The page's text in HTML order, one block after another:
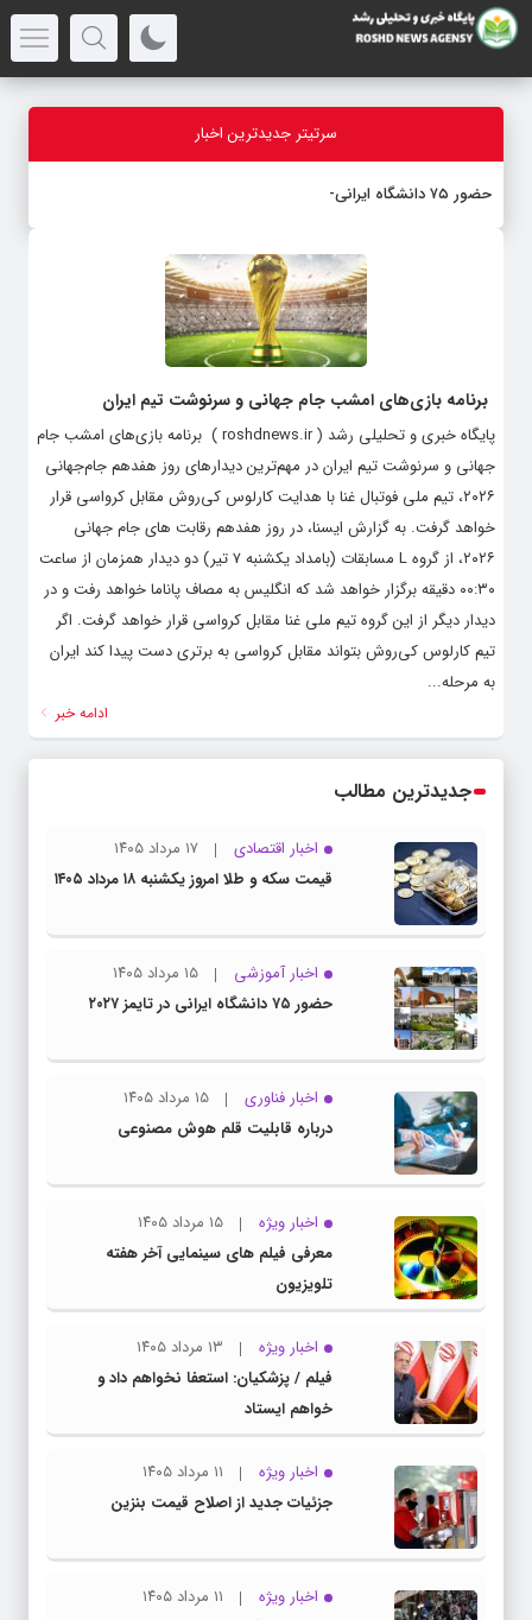
سرتیتر جدیدترین اخبار
حضور ۷۵ دانشگاه ایرانی در ت
برنامه بازی‌های امشب جام جهانی و سرنوشت تیم ایران
پایگاه خبری و تحلیلی رشد ( roshdnews.ir ) برنامه بازی‌های امشب جام
جهانی و سرنوشت تیم ایران در مهم‌ترین دیدارهای روز هفدهم جام‌جهانی
۲۰۲۶، تیم ملی فوتبال غنا با هدایت کارلوس کی‌روش مقابل کرواسی قرار
خواهد گرفت. به گزارش ایسنا، در روز هفدهم رقابت های جام جهانی
۲۰۲۶، از گروه L مسابقات (بامداد یکشنبه ۷ تیر) دو دیدار همزمان از ساعت
۰۰:۳۰ دقیقه برگزار خواهد شد که انگلیس به مصاف پاناما خواهد رفت و در
دیدار دیگر از این گروه تیم ملی غنا مقابل کرواسی قرار خواهد گرفت. اگر
تیم کارلوس کی‌روش بتواند مقابل کرواسی به برتری دست پیدا کند ایران
به مرحله...
ادامه خبر
جدیدترین مطالب
اخبار اقتصادی
۱۷ مرداد ۱۴۰۵
قیمت سکه و طلا امروز یکشنبه ۱۸ مرداد ۱۴۰۵
اخبار آموزشی
۱۵ مرداد ۱۴۰۵
حضور ۷۵ دانشگاه ایرانی در تایمز ۲۰۲۷
اخبار فناوری
۱۵ مرداد ۱۴۰۵
درباره قابلیت قلم هوش مصنوعی
اخبار ویژه
۱۵ مرداد ۱۴۰۵
معرفی فیلم های سینمایی آخر هفته
تلویزیون
اخبار ویژه
۱۳ مرداد ۱۴۰۵
فیلم / پزشکیان: استعفا نخواهم داد و
خواهم ایستاد
اخبار ویژه
۱۱ مرداد ۱۴۰۵
جزئیات جدید از اصلاح قیمت بنزین
اخبار ویژه
۱۱ مرداد ۱۴۰۵